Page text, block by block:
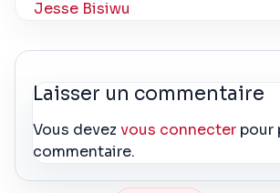
Jesse Bisiwu
Laisser un commentaire
Vous devezvous connecter pour
commentaire.